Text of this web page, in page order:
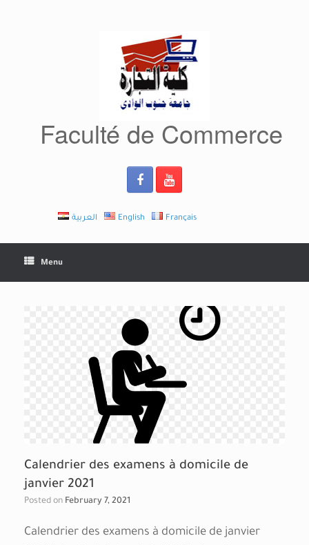
Faculté de Commerce
العربية English Français
Menu
Calendrier des examens à domicile de
janvier 2021
Posted on February 7, 2021
Calendrier des examens à domicile de janvier